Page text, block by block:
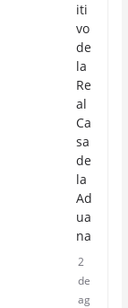
iti
vo
de
la
Re
al
Ca
sa
de
la
Ad
ua
na
2
de
ag